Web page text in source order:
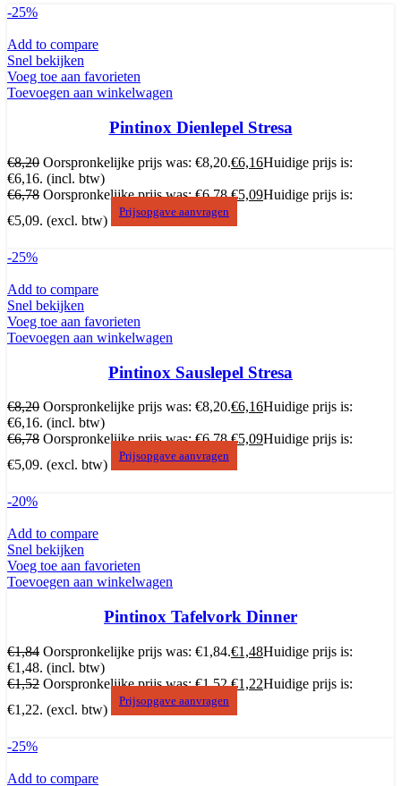
-25%
Add to compare
Snel bekijken
Voeg toe aan favorieten
Toevoegen aan winkelwagen
Pintinox Dienlepel Stresa
€8,20 Oorspronkelijke prijs was: €8,20.€6,16Huidige prijs is:
€6,16. (incl. btw)
€6,78 Oorspronkelijke prijs was: €6,78.€5,09Huidige prijs is:
€5,09. (excl. btw)
Prijsopgave aanvragen
-25%
Add to compare
Snel bekijken
Voeg toe aan favorieten
Toevoegen aan winkelwagen
Pintinox Sauslepel Stresa
€8,20 Oorspronkelijke prijs was: €8,20.€6,16Huidige prijs is:
€6,16. (incl. btw)
€6,78 Oorspronkelijke prijs was: €6,78.€5,09Huidige prijs is:
€5,09. (excl. btw)
Prijsopgave aanvragen
-20%
Add to compare
Snel bekijken
Voeg toe aan favorieten
Toevoegen aan winkelwagen
Pintinox Tafelvork Dinner
€1,84 Oorspronkelijke prijs was: €1,84.€1,48Huidige prijs is:
€1,48. (incl. btw)
€1,52 Oorspronkelijke prijs was: €1,52.€1,22Huidige prijs is:
€1,22. (excl. btw)
Prijsopgave aanvragen
-25%
Add to compare